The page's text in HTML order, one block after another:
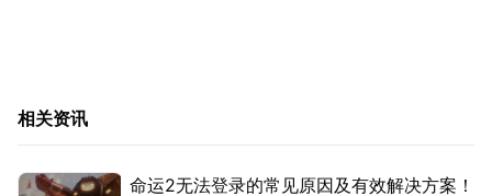
相关资讯
命运2无法登录的常见原因及有效解决方案！